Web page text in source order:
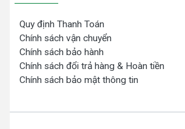
Quy định Thanh Toán
Chính sách vận chuyển
Chính sách bảo hành
Chính sách đổi trả hàng & Hoàn tiền
Chính sách bảo mật thông tin